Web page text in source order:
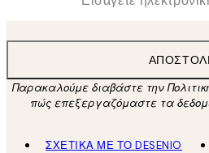
Παρακαλούμε διαβάστε την
πώς επεξεργαζόμαστε τα
ΣΧΕΤΙΚΑ ΜΕ ΤΟ DESENIO